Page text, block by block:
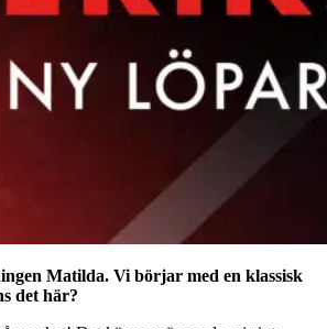
Matilda. Vi börjar med en klassisk
det här?